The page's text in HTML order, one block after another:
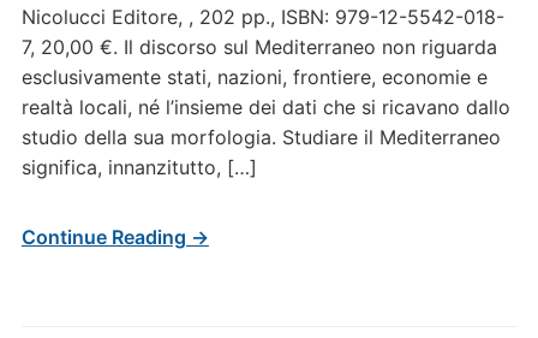
Nicolucci Editore, , 202 pp., ISBN: 979-12-5542-018-
7, 20,00 €. Il discorso sul Mediterraneo non riguarda
esclusivamente stati, nazioni, frontiere, economie e
realtà locali, né l’insieme dei dati che si ricavano dallo
studio della sua morfologia. Studiare il Mediterraneo
significa, innanzitutto, […]
Continue Reading →